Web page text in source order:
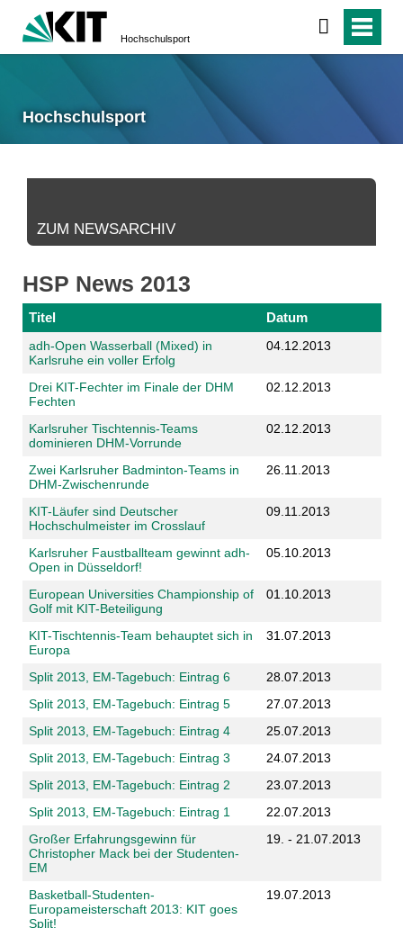
Hochschulsport
Hochschulsport
ZUM NEWSARCHIV
HSP News 2013
Titel Datum
adh-Open Wasserball (Mixed) in
Karlsruhe ein voller Erfolg
04.12.2013
Drei KIT-Fechter im Finale der DHM
Fechten
02.12.2013
Karlsruher Tischtennis-Teams
dominieren DHM-Vorrunde
02.12.2013
Zwei Karlsruher Badminton-Teams in
DHM-Zwischenrunde
26.11.2013
KIT-Läufer sind Deutscher
Hochschulmeister im Crosslauf
09.11.2013
Karlsruher Faustballteam gewinnt adh-
Open in Düsseldorf!
05.10.2013
European Universities Championship of
Golf mit KIT-Beteiligung
01.10.2013
KIT-Tischtennis-Team behauptet sich in
Europa
31.07.2013
Split 2013, EM-Tagebuch: Eintrag 6
28.07.2013
Split 2013, EM-Tagebuch: Eintrag 5
27.07.2013
Split 2013, EM-Tagebuch: Eintrag 4
25.07.2013
Split 2013, EM-Tagebuch: Eintrag 3
24.07.2013
Split 2013, EM-Tagebuch: Eintrag 2
23.07.2013
Split 2013, EM-Tagebuch: Eintrag 1
22.07.2013
Großer Erfahrungsgewinn für
Christopher Mack bei der Studenten-
EM
19. - 21.07.2013
Basketball-Studenten-
Europameisterschaft 2013: KIT goes
Split!
19.07.2013